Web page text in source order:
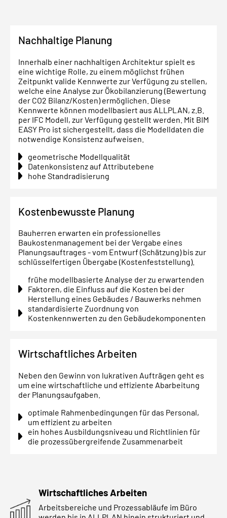
Nachhaltige Planung
Innerhalb einer nachhaltigen Architektur spielt es
eine wichtige Rolle, zu einem möglichst frühen
Zeitpunkt valide Kennwerte zur Verfügung zu stellen,
welche eine Analyse zur Ökobilanzierung (Bewertung
der CO2 Bilanz/Kosten) ermöglichen. Diese
Kennwerte können modellbasiert aus ALLPLAN, z.B.
per IFC Modell, zur Verfügung gestellt werden. Mit BIM
EASY Pro ist sichergestellt, dass die Modelldaten die
notwendige Konsistenz aufweisen.
geometrische Modellqualität
Datenkonsistenz auf Attributebene
hohe Standradisierung
Kostenbewusste Planung
Bauherren erwarten ein professionelles
Baukostenmanagement bei der Vergabe eines
Planungsauftrages - vom Entwurf (Schätzung) bis zur
schlüsselfertigen Übergabe (Kostenfeststellung).
frühe modellbasierte Analyse der zu erwartenden
Faktoren, die Einfluss auf die Kosten bei der
Herstellung eines Gebäudes / Bauwerks nehmen
standardisierte Zuordnung von
Kostenkennwerten zu den Gebäudekomponenten
Wirtschaftliches Arbeiten
Neben den Gewinn von lukrativen Aufträgen geht es
um eine wirtschaftliche und effiziente Abarbeitung
der Planungsaufgaben.
optimale Rahmenbedingungen für das Personal,
um effizient zu arbeiten
ein hohes Ausbildungsniveau und Richtlinien für
die prozessübergreifende Zusammenarbeit
Wirtschaftliches Arbeiten
Arbeitsbereiche und Prozessabläufe im Büro